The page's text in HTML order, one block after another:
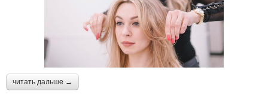
читать дальше →